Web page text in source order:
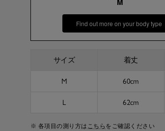
Find out more on your body type
サイズ 着丈
M 60cm
L 62cm
※ 各項目の測り方は こちら をご確認ください